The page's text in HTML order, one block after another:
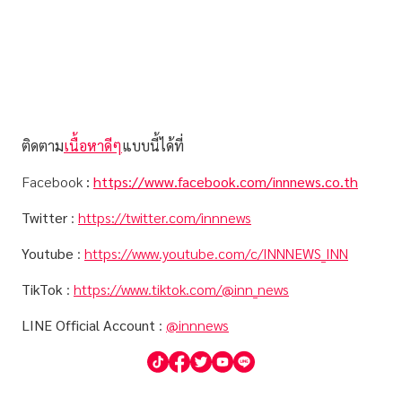
ติดตามเนื้อหาดีๆแบบนี้ได้ที่
Facebook : https://www.facebook.com/innnews.co.th
Twitter : https://twitter.com/innnews
Youtube : https://www.youtube.com/c/INNNEWS_INN
TikTok : https://www.tiktok.com/@inn_news
LINE Official Account : @innnews